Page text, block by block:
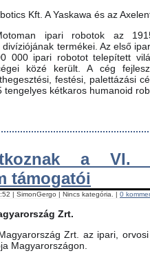
Kft. A Yaskawa és az
ipari robotok az
divíziójának termékei. Az első
000 ipari robotot telepített
közé került. A cég
festési, palettázási
tengelyes kétkaros humanoid
a VI.
támogatói
| SimonGergo | Nincs kategória. | 0
Zrt.
Zrt. az ipari,
Magyarországon.